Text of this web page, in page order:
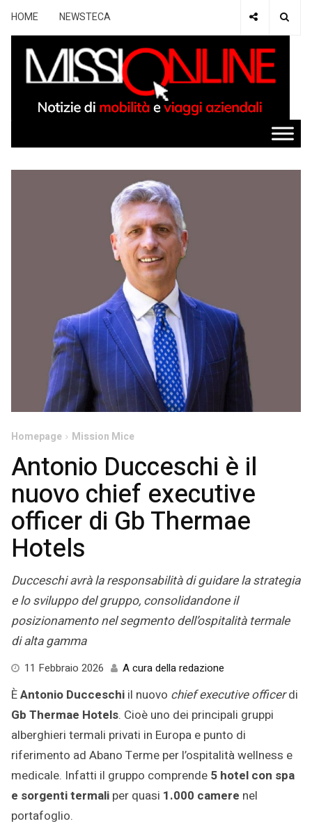
HOME NEWSTECA
Homepage Mission Mice
Antonio Ducceschi è il
nuovo chief executive
officer di Gb Thermae
Hotels
Ducceschi avrà la responsabilità di guidare la strategia
e lo sviluppo del gruppo, consolidandone il
posizionamento nel segmento dell’ospitalità termale
di alta gamma
11 Febbraio 2026 11
2026
A cura della redazione
ÈAntonio Ducceschi il nuovo chief executive officerdi
Gb Thermae Hotels. Cioè uno dei principali gruppi
alberghieri termali privati in Europa e punto di
riferimento ad Abano Terme per l’ospitalità wellness e
medicale. Infatti il gruppo comprende 5 hotel con spa
e sorgenti termali per quasi 1.000 camere nel
portafoglio.